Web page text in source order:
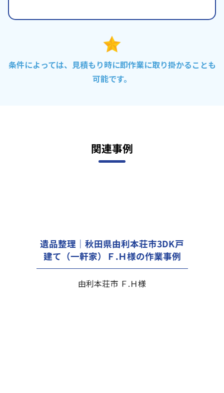
条件によっては、見積もり時に即作業に取り掛かることも
可能です。
関連事例
遺品整理｜秋田県由利本荘市3DK戸
建て（一軒家）Ｆ.Ｈ様の作業事例
由利本荘市 Ｆ.Ｈ様